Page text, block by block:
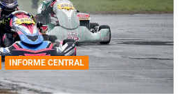
INFORME CENTRAL